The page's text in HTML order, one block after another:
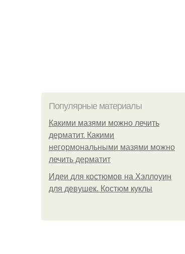
Популярные материалы
Какими мазями можно лечить
дерматит. Какими
негормональными мазями можно
лечить дерматит
Идеи для костюмов на Хэллоуин
для девушек. Костюм куклы